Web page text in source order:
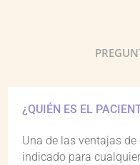
¿QUIÉN ES EL
Una de las ventajas
indicado para